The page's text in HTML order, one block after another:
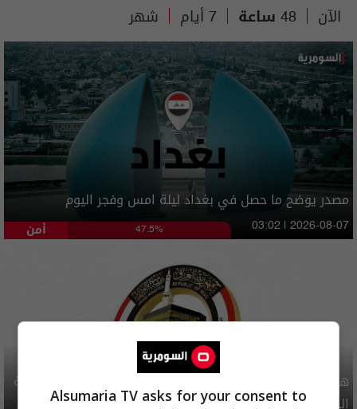
الآن 48 ساعة 7 أيام شهر
مصدر يوضح ما حصل في بغداد ليلة امس وفجر اليوم
أمن 47.5% 03:02 | 2026-08-07
هيئة الحج تصدر قرارا يخص "لم الشمل" وتعديل استمارة قرعة
الحج
Alsumaria TV asks for your consent to